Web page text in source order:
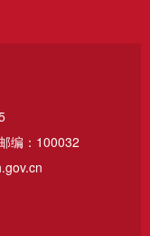
邮编：100032